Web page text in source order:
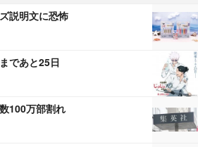
説明文に恐怖
であと25日
100万部割れ